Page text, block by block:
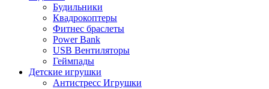
Будильники
Квадрокоптеры
Фитнес браслеты
Power Bank
USB Вентиляторы
Геймпады
Детские игрушки
Антистресс Игрушки